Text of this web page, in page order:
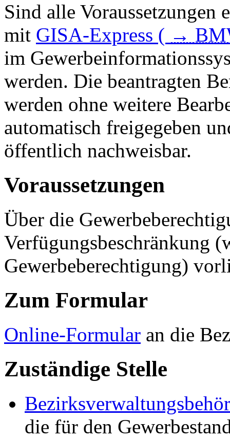
Sind alle
mit GISA-Express ( →
im
werden. Die beantragten
werden ohne weitere
automatisch freigegeben
öffentlich nachweisbar.
Voraussetzungen
Über die
Verfügungsbeschränkung
Gewerbeberechtigung)
Zum Formular
Online-Formular an die
Zuständige Stelle
die für den